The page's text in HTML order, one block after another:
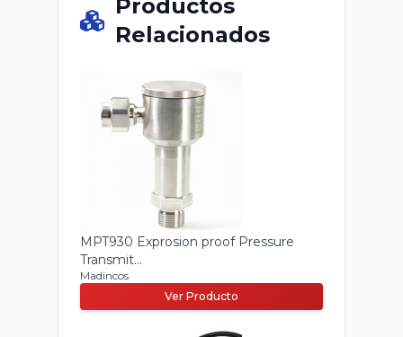
Productos
Relacionados
MPT930 Exprosion proof Pressure
Transmit...
Madincos
Ver Producto